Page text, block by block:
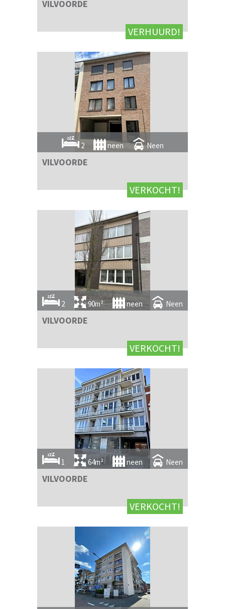
VILVOORDE
VERHUURD!
2 neen Neen
VILVOORDE
VERKOCHT!
2 90m² neen Neen
VILVOORDE
VERKOCHT!
1 64m² neen Neen
VILVOORDE
VERKOCHT!